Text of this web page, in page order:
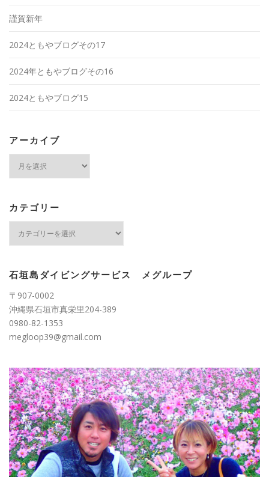
謹賀新年
2024ともやブログその17
2024年ともやブログその16
2024ともやブログ15
アーカイブ
ブ
カテゴリー
ー
石垣島ダイビングサービス メグループ
〒907-0002
沖縄県石垣市真栄里204-389
0980-82-1353
megloop39@gmail.com